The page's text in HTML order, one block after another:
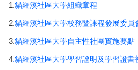
1.貓羅溪社區大學組織章程
2.貓羅溪社區大學校務暨課程發展委員
3.貓羅溪社區大學自主性社團實施要點
4.貓羅溪社區大學學習證明及學習證書